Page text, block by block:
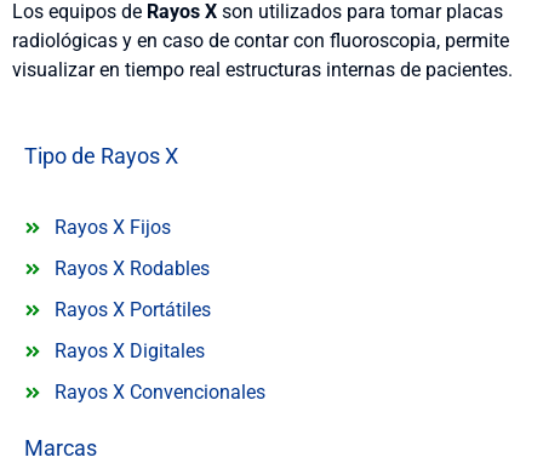
Los equipos de Rayos X son utilizados para tomar placas
radiológicas y en caso de contar con fluoroscopia, permite
visualizar en tiempo real estructuras internas de pacientes.
Tipo de Rayos X
Rayos X Fijos
Rayos X Rodables
Rayos X Portátiles
Rayos X Digitales
Rayos X Convencionales
Marcas